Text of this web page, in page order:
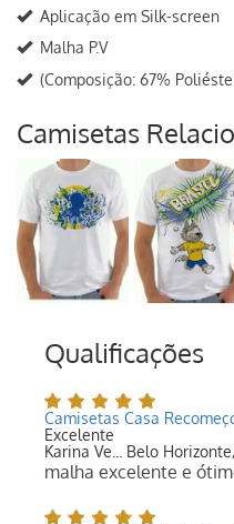
Aplicação em Silk-screen
Malha P.V
(Composição: 67%
Camisetas
Qualificações
Camisetas Casa
Excelente
Karina Ve... Belo
malha excelente e